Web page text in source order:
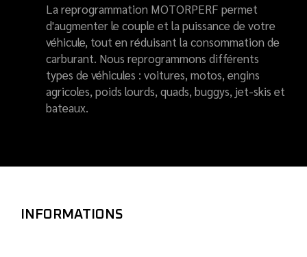
La reprogrammation MOTORPERF permet
d'augmenter le couple et la puissance de votre
véhicule, tout en réduisant la consommation de
carburant. Nous reprogrammons différents
types de véhicules : voitures, motos, engins
agricoles, poids lourds, quads, buggys, jet-skis et
bateaux.
INFORMATIONS